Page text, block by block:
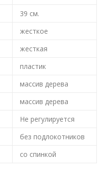
39 см.
жесткое
жесткая
пластик
массив дерева
массив дерева
Не регулируется
без подлокотников
со спинкой